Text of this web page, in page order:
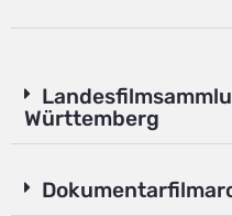
Württemberg